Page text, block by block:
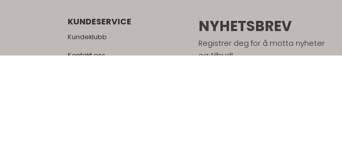
KUNDESERVICE
Kundeklubb
Kontakt oss
NYHETSBREV
Registrer deg for å motta nyheter
og tilbud!